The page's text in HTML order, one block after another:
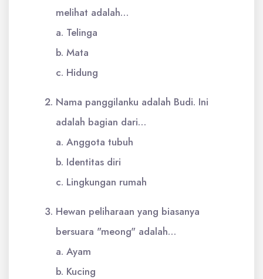
melihat adalah…
a. Telinga
b. Mata
c. Hidung
Nama panggilanku adalah Budi. Ini
adalah bagian dari…
a. Anggota tubuh
b. Identitas diri
c. Lingkungan rumah
Hewan peliharaan yang biasanya
bersuara "meong" adalah…
a. Ayam
b. Kucing